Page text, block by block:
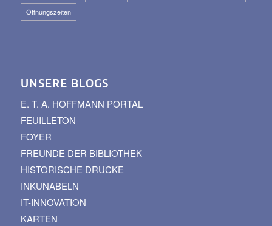
Öffnungszeiten
UNSERE BLOGS
E. T. A. HOFFMANN PORTAL
FEUILLETON
FOYER
FREUNDE DER BIBLIOTHEK
HISTORISCHE DRUCKE
INKUNABELN
IT-INNOVATION
KARTEN